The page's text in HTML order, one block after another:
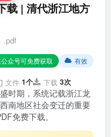
载 | 清代浙江地方
.pdf
众号可免费获取 有效
文件 1个 下载 3次
时期，系统记载浙江龙
南地区社会变迁的重要
免费下载。